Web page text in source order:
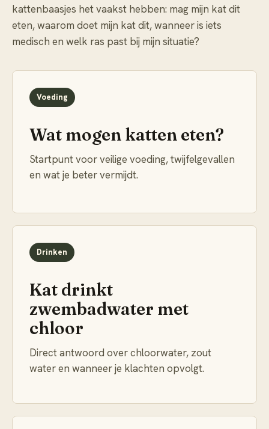
kattenbaasjes het vaakst hebben: mag mijn kat dit
eten, waarom doet mijn kat dit, wanneer is iets
medisch en welk ras past bij mijn situatie?
Voeding
Wat mogen katten eten?
Startpunt voor veilige voeding, twijfelgevallen
en wat je beter vermijdt.
Drinken
Kat drinkt
zwembadwater met
chloor
Direct antwoord over chloorwater, zout
water en wanneer je klachten opvolgt.